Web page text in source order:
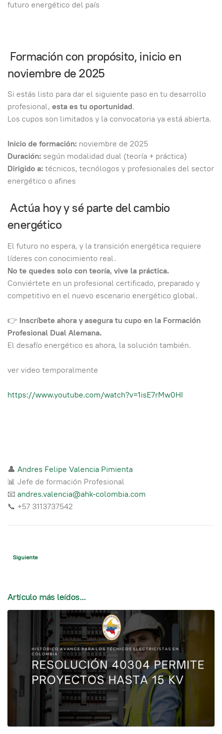
futuro energético del país
Formación con propósito, inicio en
noviembre de 2025
Si estás listo para dar el siguiente paso en tu desarrollo
profesional, esta es tu oportunidad.
Los cupos son limitados y la convocatoria ya está abierta.
Inicio de formación: noviembre de 2025
Duración: según modalidad dual (teoría + práctica)
Dirigido a:técnicos, tecnólogos y profesionales del sector
energético o afines
Actúa hoy y sé parte del cambio
energético
El futuro no espera, y la transición energética requiere
líderes con conocimiento real.
No te quedes solo con teoría, vive la práctica.
Conviértete en un profesional certificado, preparado y
competitivo en el nuevo escenario energético global.
👉 Inscríbete ahora y asegura tu cupo en la Formación
Profesional Dual Alemana.
El desafío energético es ahora, la solución también.
ver video temporalmente
https://www.youtube.com/watch?v=1isE7rMw0HI
👤 Andres Felipe Valencia Pimienta
📊 Jefe de formación Profesional
📧 andres.valencia@ahk-colombia.com
📞 +57 3113737542
Artículo siguiente: Histórico avance para los técnicos electricistas en
Siguiente
Artículo más leídos...